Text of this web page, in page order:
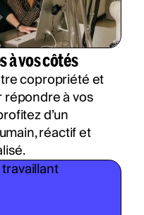
à vos côtés
copropriété et
à vos
d’un
réactif et